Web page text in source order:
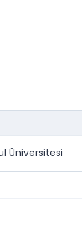
Üniversitesi